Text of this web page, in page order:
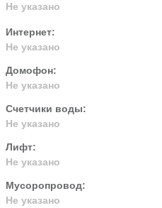
Не указано
Интернет:
Не указано
Домофон:
Не указано
Счетчики воды:
Не указано
Лифт:
Не указано
Мусоропровод:
Не указано